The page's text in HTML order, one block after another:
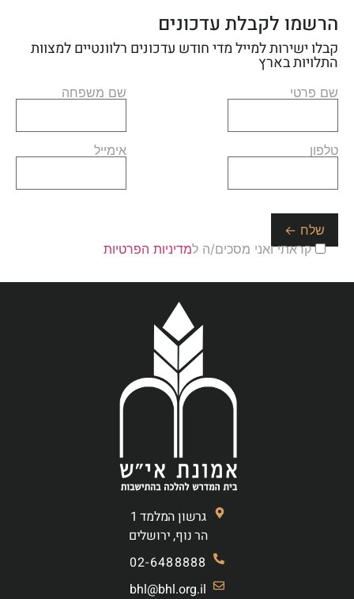
הרשמו לקבלת עדכונים
קבלו ישירות למייל מדי חודש עדכונים רלוונטיים למצוות
התלויות בארץ
שם פרטי שם משפחה
טלפון אימייל
קראתי ואני מסכים/ה למדיניות הפרטיות
גרשון המלמד 1
הר נוף, ירושלים
02-6488888
bhl@bhl.org.il